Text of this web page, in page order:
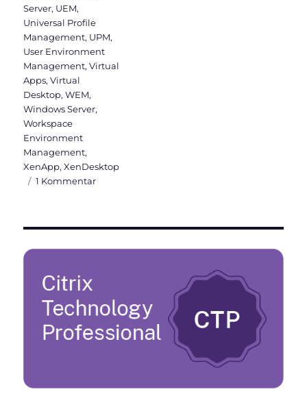
Server, UEM,
Universal Profile
Management, UPM,
User Environment
Management,Virtual
Apps,Virtual
Desktop,WEM,
Windows Server,
Workspace
Environment
Management,
XenApp,XenDesktop
1 Kommentarzu
1906
(System
Optimization,
Policies